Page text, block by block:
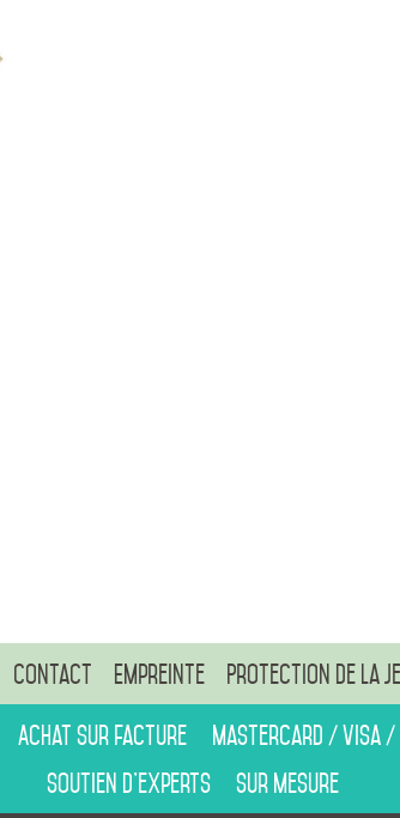
Contact Empreinte Protection de la
Achat sur facture Mastercard / Visa
Soutien d’experts
Sur mesure